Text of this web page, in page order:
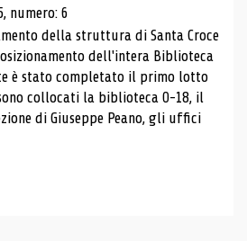
numero: 6
della struttura di Santa Croce
dell'intera Biblioteca
è stato completato il primo lotto
collocati la biblioteca 0-18, il
di Giuseppe Peano, gli uffici